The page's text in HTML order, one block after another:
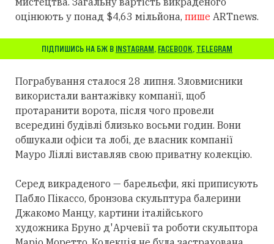
оцінюють у понад $4,63 мільйона, пише ARTnews.
ПІДПИШИСЬ НА БЖ В INSTAGRAM, FACEBOOK, TELEGRAM
Пограбування сталося 28 липня. Зловмисники
використали вантажівку компанії, щоб
протаранити ворота, після чого провели
всередині будівлі близько восьми годин. Вони
обшукали офіси та лобі, де власник компанії
Мауро Ліллі виставляв свою приватну колекцію.
Серед викраденого — барельєфи, які приписують
Пабло Пікассо, бронзова скульптура балерини
Джакомо Манцу, картини італійського
художника Бруно д'Арчевії та роботи скульптора